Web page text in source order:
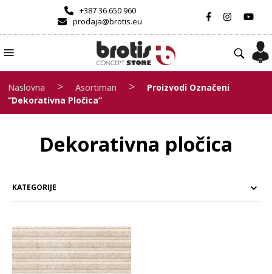
+387 36 650 960
prodaja@brotis.eu
Naslovna > Asortiman >
Proizvodi Označeni
“Dekorativna Pločica”
Dekorativna pločica
KATEGORIJE